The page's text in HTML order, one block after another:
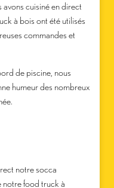
cuisiné en direct
à bois ont été utilisés
commandes et
de piscine, nous
humeur des nombreux